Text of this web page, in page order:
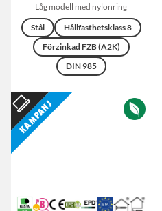
Låg modell med nylonring
Stål
Hållfasthetsklass 8
Förzinkad FZB (A2K)
DIN 985
Kampanj